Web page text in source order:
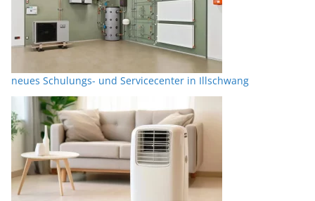
neues Schulungs- und Servicecenter in Illschwang